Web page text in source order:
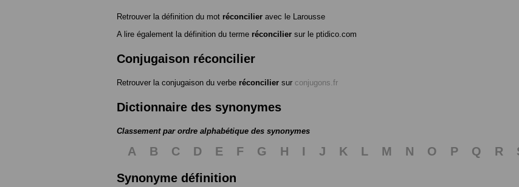
Retrouver la définition du mot réconcilier avec le Larousse
A lire également la définition du terme réconcilier sur le ptidico.com
Conjugaison réconcilier
Retrouver la conjugaison du verbe réconcilier sur conjugons.fr
Dictionnaire des synonymes
Classement par ordre alphabétique des synonymes
A B C D E F G H I J K L M N O P Q R
Synonyme définition